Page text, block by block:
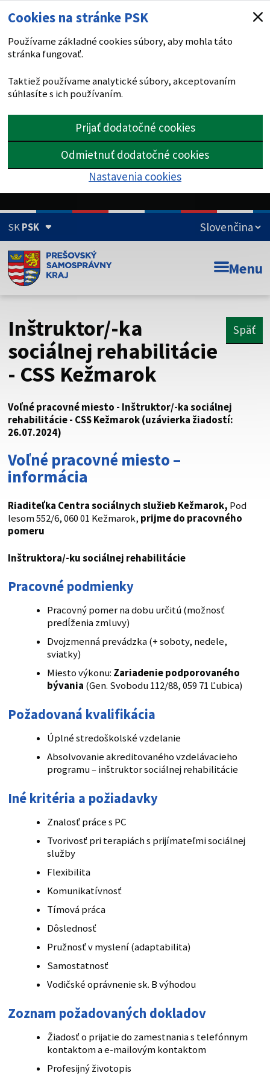
Cookies na stránke PSK
Používame základné cookies súbory, aby mohla táto
stránka fungovať.
Taktiež používame analytické súbory, akceptovaním
súhlasíte s ich používaním.
Prijať dodatočné cookies
Odmietnuť dodatočné cookies
Nastavenia cookies
SKPSK
Doména psk.sk je oficiálna
Toto je oficiálna webová stránka Prešovského
Táto stránka je zabezpečená
Buďte pozorní a vždy sa uistite, že zdieľate informácie iba
cez zabezpečenú webovú stránku. Zabezpečená stránka
Menu
Inštruktor/-ka
sociálnej rehabilitácie
- CSS Kežmarok
Späť
Voľné pracovné miesto - Inštruktor/-ka sociálnej
rehabilitácie - CSS Kežmarok (uzávierka žiadostí:
26.07.2024)
Voľné pracovné miesto –
informácia
Riaditeľka Centra sociálnych služieb Kežmarok, Pod
lesom 552/6, 060 01 Kežmarok, prijme do pracovného
pomeru
Inštruktora/-ku sociálnej rehabilitácie
Pracovné podmienky
Pracovný pomer na dobu určitú (možnosť
predĺženia zmluvy)
Dvojzmenná prevádzka (+ soboty, nedele,
sviatky)
Miesto výkonu: Zariadenie podporovaného
bývania (Gen. Svobodu 112/88, 059 71 Ľubica)
Požadovaná kvalifikácia
Úplné stredoškolské vzdelanie
Absolvovanie akreditovaného vzdelávacieho
programu – inštruktor sociálnej rehabilitácie
Iné kritéria a požiadavky
Znalosť práce s PC
Tvorivosť pri terapiách s prijímateľmi sociálnej
služby
Flexibilita
Komunikatívnosť
Tímová práca
Dôslednosť
Pružnosť v myslení (adaptabilita)
Samostatnosť
Vodičské oprávnenie sk. B výhodou
Zoznam požadovaných dokladov
Žiadosť o prijatie do zamestnania s telefónnym
kontaktom a e-mailovým kontaktom
Profesijný životopis